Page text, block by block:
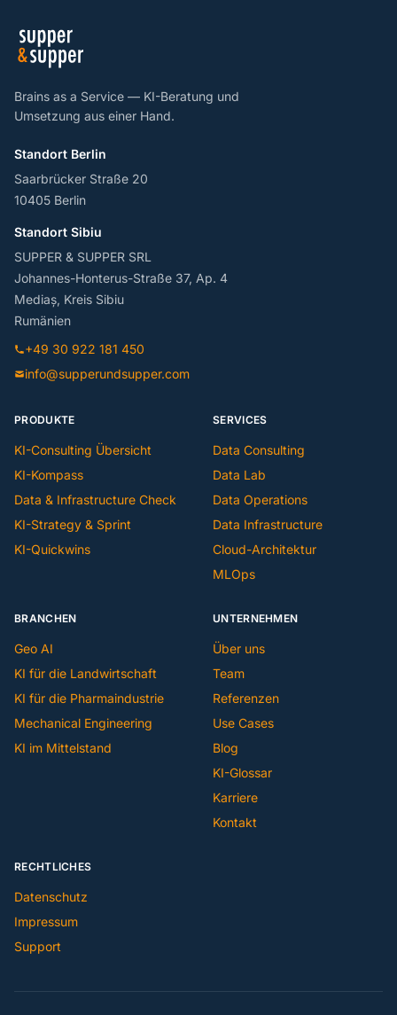
Brains as a Service — KI-Beratung und
Umsetzung aus einer Hand.
Standort Berlin
Saarbrücker Straße 20
10405 Berlin
Standort Sibiu
SUPPER & SUPPER SRL
Johannes-Honterus-Straße 37, Ap. 4
Mediaș, Kreis Sibiu
Rumänien
+49 30 922 181 450
info@supperundsupper.com
PRODUKTE
KI-Consulting Übersicht
KI-Kompass
Data & Infrastructure Check
KI-Strategy & Sprint
KI-Quickwins
SERVICES
Data Consulting
Data Lab
Data Operations
Data Infrastructure
Cloud-Architektur
MLOps
BRANCHEN
Geo AI
KI für die Landwirtschaft
KI für die Pharmaindustrie
Mechanical Engineering
KI im Mittelstand
UNTERNEHMEN
Über uns
Team
Referenzen
Use Cases
Blog
KI-Glossar
Karriere
Kontakt
RECHTLICHES
Datenschutz
Impressum
Support